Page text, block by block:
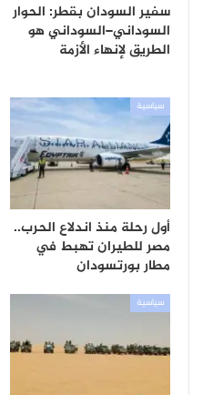
سفير السودان بقطر: الحوار
السوداني–السوداني هو
الطريق لإنهاء الأزمة
سياسية
أول رحلة منذ اندلاع الحرب..
مصر للطيران تهبط في
مطار بورتسودان
سياسية